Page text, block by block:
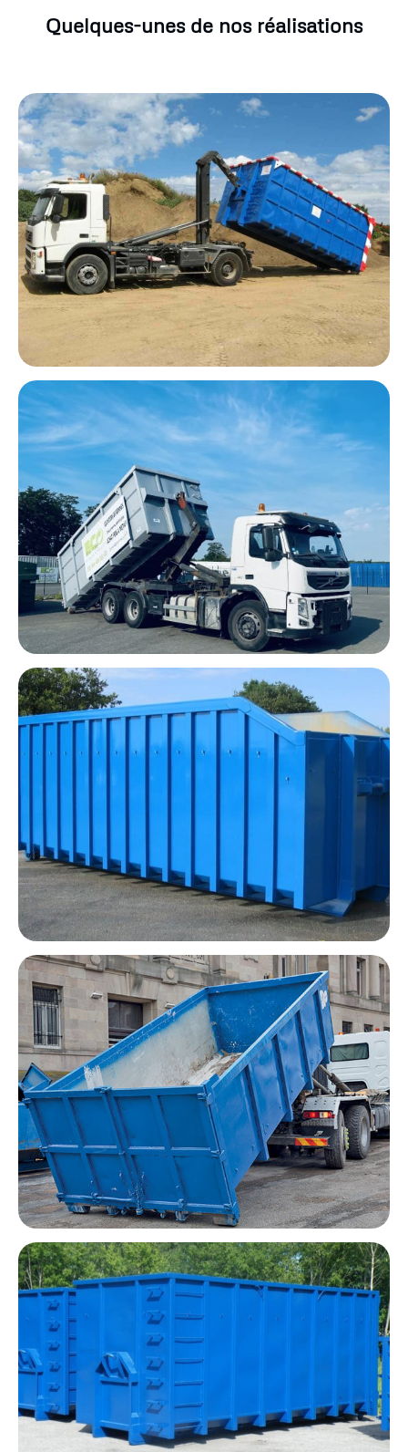
Quelques-unes de nos réalisations